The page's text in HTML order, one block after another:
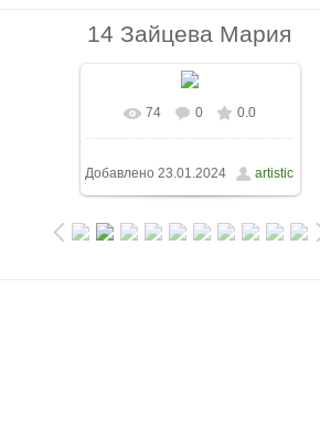
14 Зайцева Мария
74 0 0.0
Добавлено 23.01.2024 artistic